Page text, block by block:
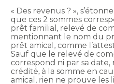
« Des revenus ? »,
que ces 2 sommes
prêt familial, relevé de
mentionnant le nom du
prêt amical, comme
Sauf que le relevé de
correspond ni par sa
crédité, à la somme en
amical, rien ne prouve les